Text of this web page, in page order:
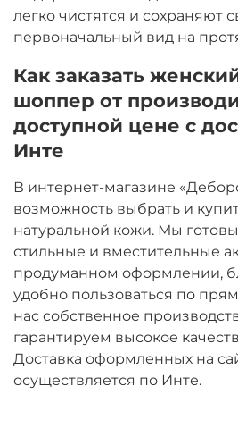
легко чистятся и сохраняют
первоначальный вид на
Как заказать
шоппер от
доступной цене с
Инте
В интернет-магазине
возможность выбрать и
натуральной кожи. Мы
стильные и вместительные
продуманном оформлении,
удобно пользоваться по
нас собственное
гарантируем высокое
Доставка оформленных на
осуществляется по Инте.